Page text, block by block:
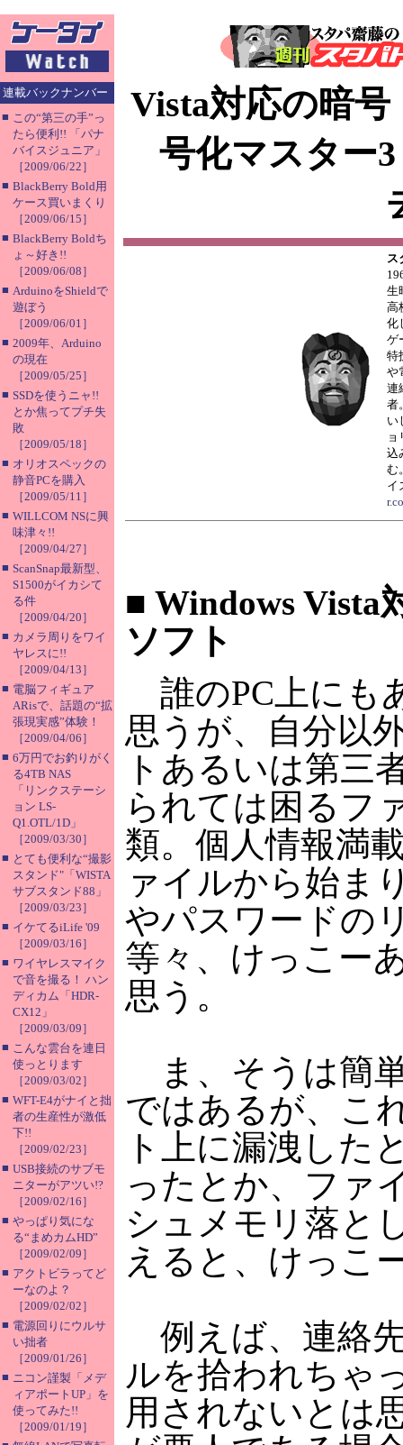
連載バックナンバー
■ この“第三の手”っ
たら便利!! 「パナ
バイスジュニア」
［2009/06/22］
■ BlackBerry Bold用
ケース買いまくり
［2009/06/15］
■ BlackBerry Boldち
ょ～好き!!
［2009/06/08］
■ ArduinoをShieldで
遊ぼう
［2009/06/01］
■ 2009年、Arduino
の現在
［2009/05/25］
■ SSDを使うニャ!!
とか焦ってプチ失
敗
［2009/05/18］
■ オリオスペックの
静音PCを購入
［2009/05/11］
■ WILLCOM NSに興
味津々!!
［2009/04/27］
■ ScanSnap最新型、
S1500がイカシて
る件
［2009/04/20］
■ カメラ周りをワイ
ヤレスに!!
［2009/04/13］
■ 電脳フィギュア
ARisで、話題の“拡
張現実感”体験！
［2009/04/06］
■ 6万円でお釣りがく
る4TB NAS
「リンクステーシ
ョン LS-
Q1.OTL/1D」
［2009/03/30］
■ とても便利な“撮影
スタンド"「WISTA
サブスタンド88」
［2009/03/23］
■ イケてるiLife '09
［2009/03/16］
■ ワイヤレスマイク
で音を撮る！ ハン
ディカム「HDR-
CX12」
［2009/03/09］
■ こんな雲台を連日
使っとります
［2009/03/02］
■ WFT-E4がナイと拙
者の生産性が激低
下!!
［2009/02/23］
■ USB接続のサブモ
ニターがアツい!?
［2009/02/16］
■ やっぱり気にな
る“まめカムHD”
［2009/02/09］
■ アクトビラってど
ーなのよ？
［2009/02/02］
■ 電源回りにウルサ
い拙者
［2009/01/26］
■ ニコン謹製「メデ
ィアポートUP」を
使ってみた!!
［2009/01/19］
Vista対応の暗
号化マスター
ス
生
高
化
ゲ
特
や
連
者
い
込
む
イ
■ Windows Vista
ソフト
誰のPC上にも
思うが、自分以
トあるいは第三
られては困るフ
類。個人情報満
ァイルから始ま
やパスワードの
等々、けっこー
思う。
ま、そうは簡
ではあるが、こ
ト上に漏洩した
ったとか、ファ
シュメモリ落と
えると、けっこ
例えば、連絡
ルを拾われちゃ
用されないとは